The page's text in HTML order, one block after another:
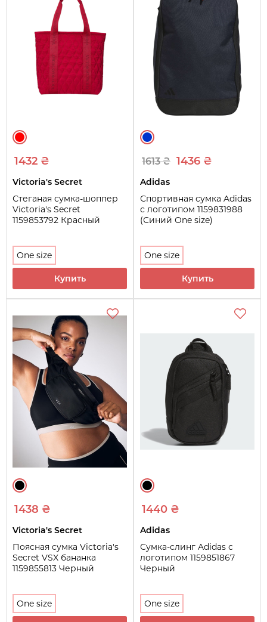
1432 ₴
Victoria's Secret
Стеганая сумка-шоппер
Victoria's Secret
1159853792 Красный
One size
Купить
1613 ₴ 1436 ₴
Adidas
Спортивная сумка Adidas
с логотипом 1159831988
(Синий One size)
One size
Купить
1438 ₴
Victoria's Secret
Поясная сумка Victoria's
Secret VSX бананка
1159855813 Черный
One size
1440 ₴
Adidas
Сумка-слинг Adidas с
логотипом 1159851867
Черный
One size